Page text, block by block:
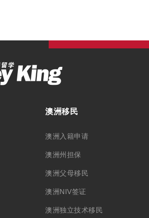
澳洲移民
澳洲入籍申请
澳洲州担保
澳洲父母移民
澳洲NIV签证
澳洲独立技术移民